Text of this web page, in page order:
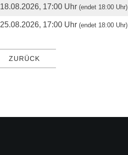
18.08.2026, 17:00 Uhr (endet 18:00 Uhr)
25.08.2026, 17:00 Uhr (endet 18:00 Uhr)
ZURÜCK